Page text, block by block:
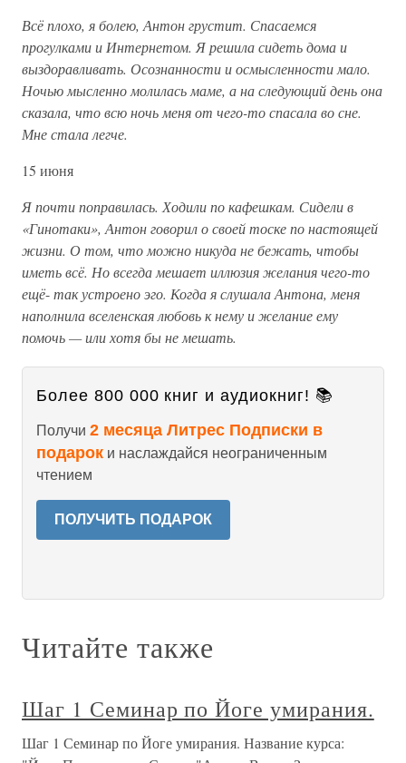
Всё плохо, я болею, Антон грустит. Спасаемся
прогулками и Интернетом. Я решила сидеть дома и
выздоравливать. Осознанности и осмысленности мало.
Ночью мысленно молилась маме, а на следующий день она
сказала, что всю ночь меня от чего-то спасала во сне.
Мне стала легче.
15 июня
Я почти поправилась. Ходили по кафешкам. Сидели в
«Гинотаки», Антон говорил о своей тоске по настоящей
жизни. О том, что можно никуда не бежать, чтобы
иметь всё. Но всегда мешает иллюзия желания чего-то
ещё-так устроено эго. Когда я слушала Антона, меня
наполнила вселенская любовь к нему и желание ему
помочь — или хотя бы не мешать.
Более 800 000 книг и аудиокниг! 📚
Получи 2 месяца Литрес Подписки в
подарок и наслаждайся неограниченным
чтением
ПОЛУЧИТЬ ПОДАРОК
Читайте также
Шаг 1 Семинар по Йоге умирания.
Шаг 1 Семинар по Йоге умирания. Название курса: